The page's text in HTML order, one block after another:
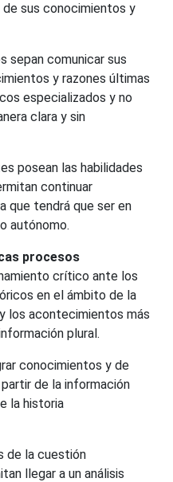
de sus conocimientos y
sepan comunicar sus
y razones últimas
especializados y no
clara y sin
posean las habilidades
continuar
que tendrá que ser en
autónomo.
procesos
crítico ante los
en el ámbito de la
los acontecimientos más
plural.
conocimientos y de
de la información
la historia
de la cuestión
llegar a un análisis